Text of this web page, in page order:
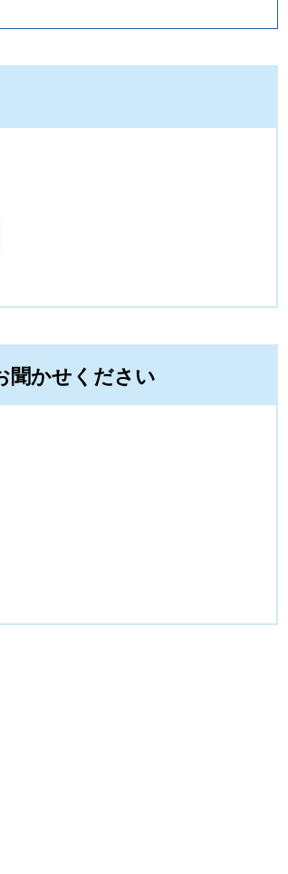
聞かせください